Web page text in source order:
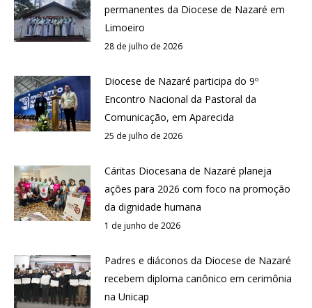
permanentes da Diocese de Nazaré em
Limoeiro
28 de julho de 2026
Diocese de Nazaré participa do 9º
Encontro Nacional da Pastoral da
Comunicação, em Aparecida
25 de julho de 2026
Cáritas Diocesana de Nazaré planeja
ações para 2026 com foco na promoção
da dignidade humana
1 de junho de 2026
Padres e diáconos da Diocese de Nazaré
recebem diploma canônico em cerimônia
na Unicap